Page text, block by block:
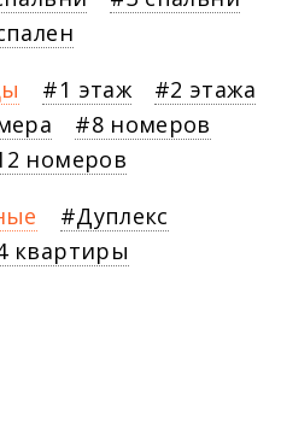
1 этаж
2 этажа
8 номеров
номеров
Дуплекс
квартиры